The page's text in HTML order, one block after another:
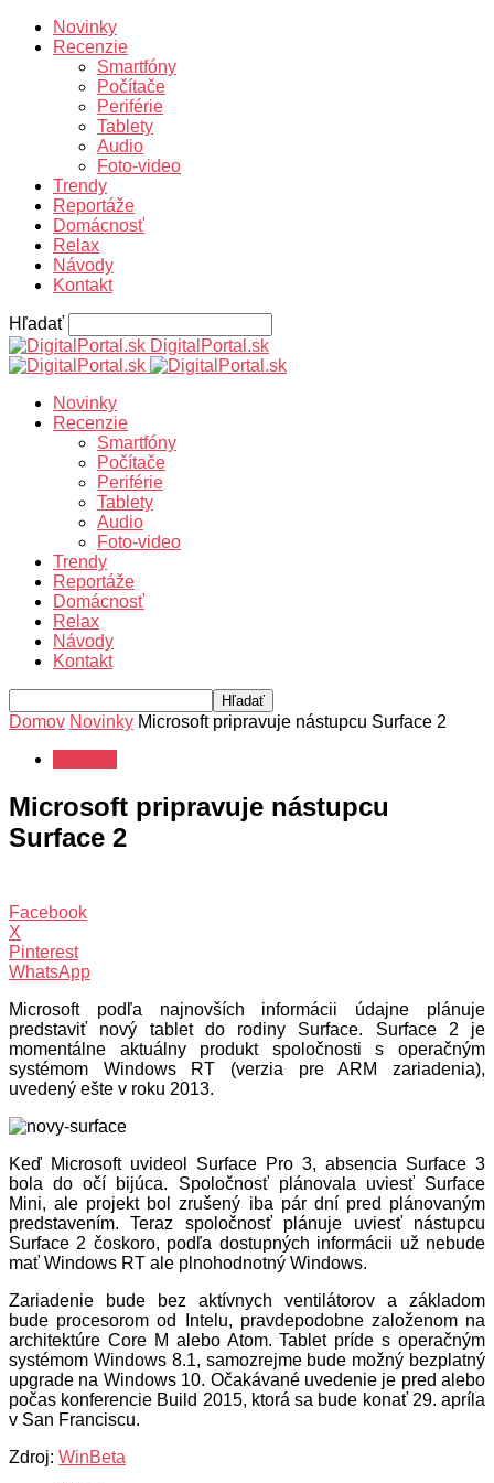
Novinky
Recenzie
Smartfóny
Počítače
Periférie
Tablety
Audio
Foto-video
Trendy
Reportáže
Domácnosť
Relax
Návody
Kontakt
Hľadať
DigitalPortal.sk
Novinky
Recenzie
Smartfóny
Počítače
Periférie
Tablety
Audio
Foto-video
Trendy
Reportáže
Domácnosť
Relax
Návody
Kontakt
Domov Novinky Microsoft pripravuje nástupcu Surface 2
Microsoft pripravuje nástupcu
Surface 2
Facebook
X
Pinterest
WhatsApp
Microsoft podľa najnovších informácii údajne plánuje
predstaviť nový tablet do rodiny Surface. Surface 2 je
momentálne aktuálny produkt spoločnosti s operačným
systémom Windows RT (verzia pre ARM zariadenia),
uvedený ešte v roku 2013.
Keď Microsoft uvideol Surface Pro 3, absencia Surface 3
bola do očí bijúca. Spoločnosť plánovala uviesť Surface
Mini, ale projekt bol zrušený iba pár dní pred plánovaným
predstavením. Teraz spoločnosť plánuje uviesť nástupcu
Surface 2 čoskoro, podľa dostupných informácii už nebude
mať Windows RT ale plnohodnotný Windows.
Zariadenie bude bez aktívnych ventilátorov a základom
bude procesorom od Intelu, pravdepodobne založenom na
architektúre Core M alebo Atom. Tablet príde s operačným
systémom Windows 8.1, samozrejme bude možný bezplatný
upgrade na Windows 10. Očakávané uvedenie je pred alebo
počas konferencie Build 2015, ktorá sa bude konať 29. apríla
v San Franciscu.
Zdroj: WinBeta